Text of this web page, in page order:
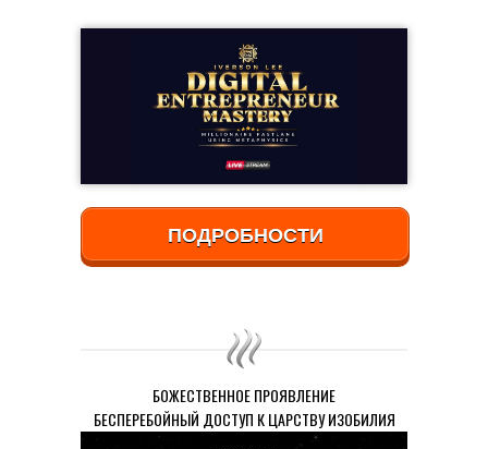
ПОДРОБНОСТИ
БОЖЕСТВЕННОЕ ПРОЯВЛЕНИЕ
БЕСПЕРЕБОЙНЫЙ ДОСТУП К ЦАРСТВУ ИЗОБИЛИЯ